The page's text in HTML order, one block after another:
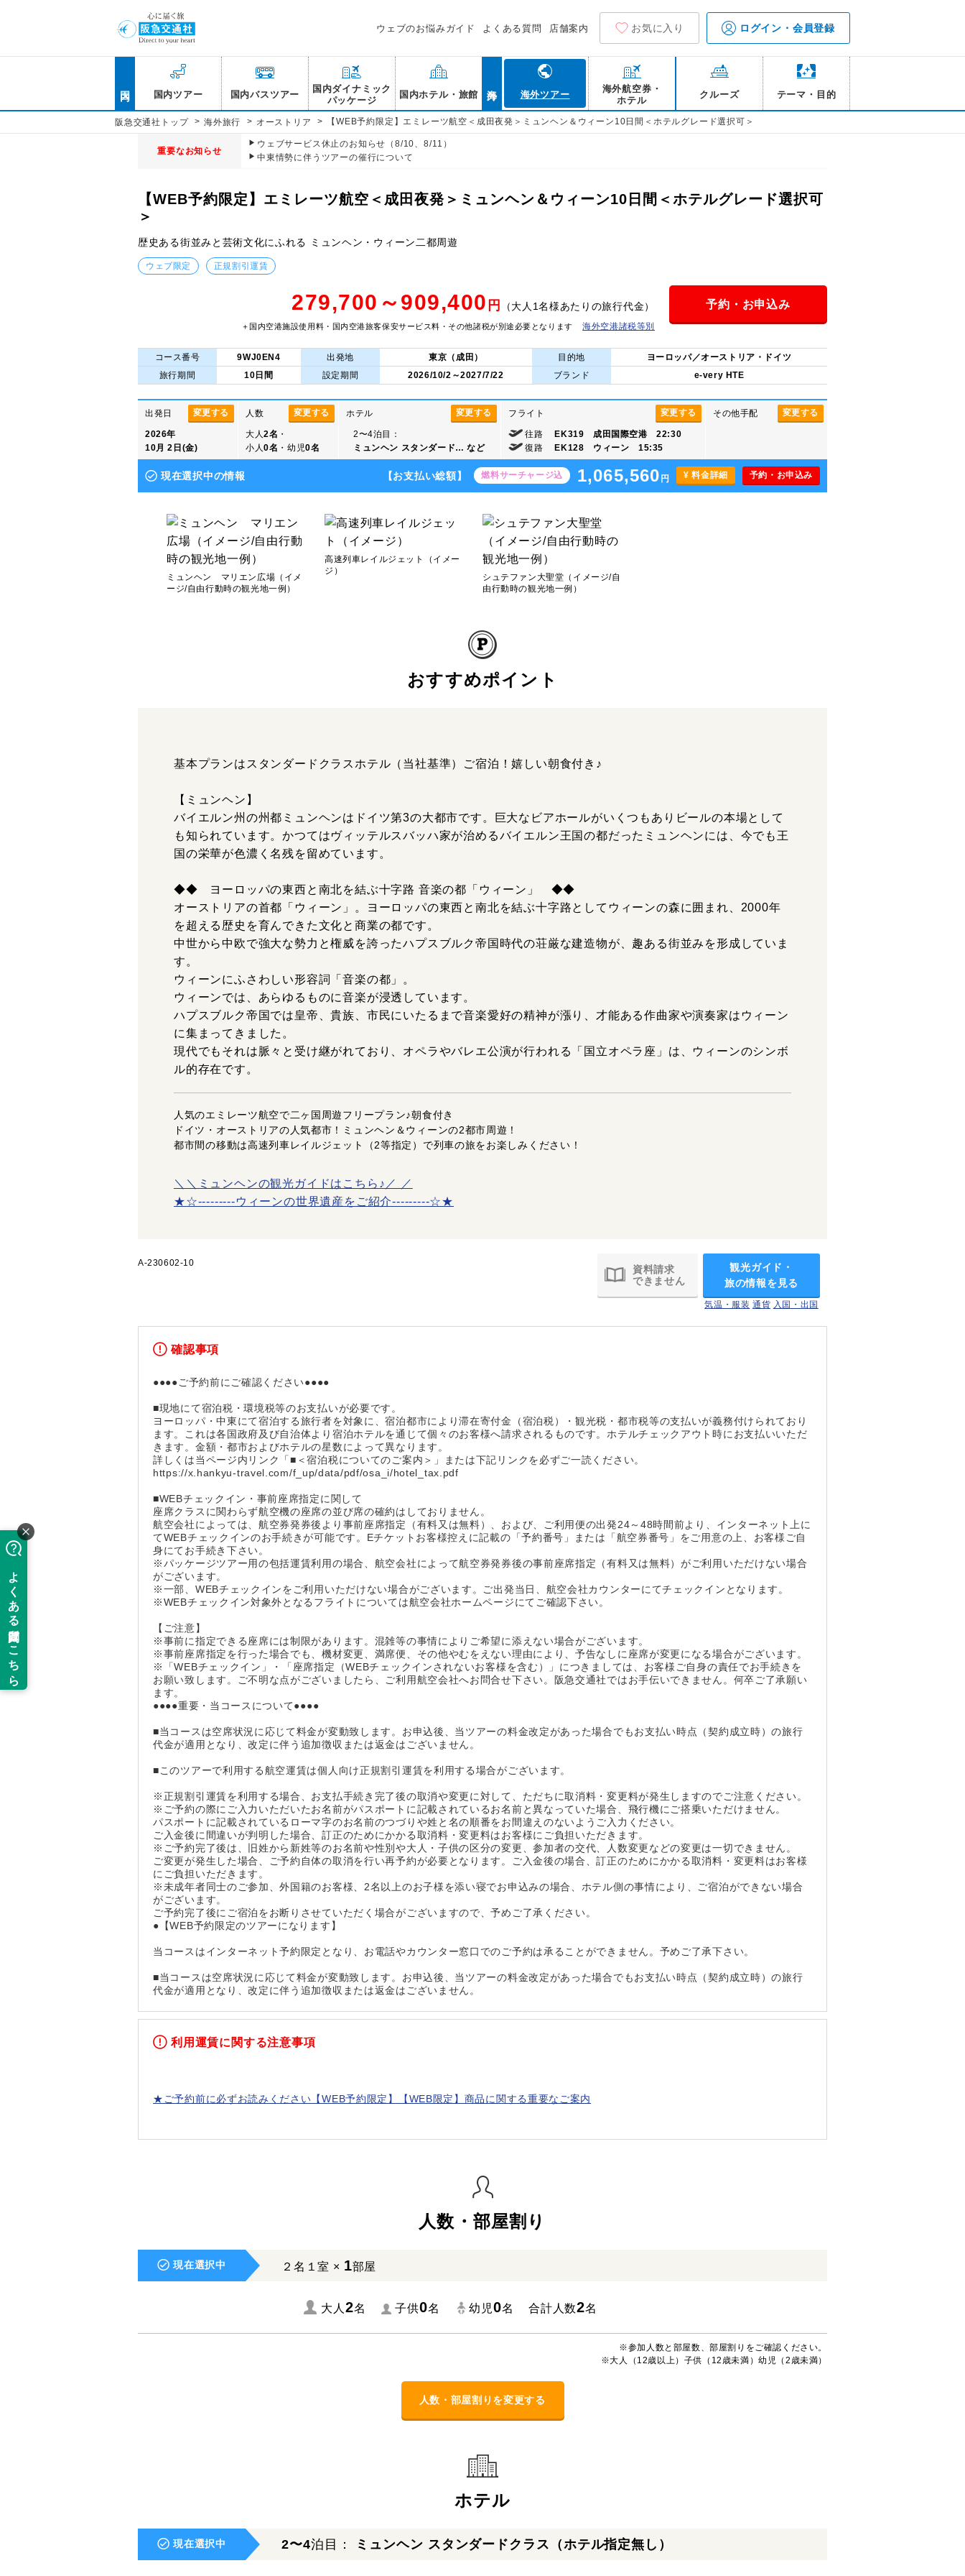
ウェブのお悩みガイド よくある質問 店舗案内 お気に入り ログイン・会員登録
国内ツアー 国内バスツアー
国内ダイナミック
パッケージ
国内ホテル・旅館 海外ツアー
海外航空券・
ホテル
クルーズ テーマ・目的
阪急交通社トップ > 海外旅行 > オーストリア > 【WEB予約限定】エミレーツ航空＜成田夜発＞ミュンヘン＆ウィーン10日間＜ホテルグレード選択可＞
重要なお知らせ
ウェブサービス休止のお知らせ（8/10、8/11）
中東情勢に伴うツアーの催行について
【WEB予約限定】エミレーツ航空＜成田夜発＞ミュンヘン＆ウィーン10日間＜ホテルグレード選択可
＞
歴史ある街並みと芸術文化にふれる ミュンヘン・ウィーン二都周遊
ウェブ限定 正規割引運賃
279,700～909,400 円 （大人1名様あたりの旅行代金）
＋国内空港施設使用料・国内空港旅客保安サービス料・その他諸税が別途必要となります 海外空港諸税等別
予約・お申込み
コース番号 9WJ0EN4 出発地 東京（成田） 目的地
ヨーロッパ／オーストリア・ドイツ
旅行期間
10日間 設定期間 2026/10/2～2027/7/22 ブランド e-very HTE
変更する
出発日
2026年
10月 2日(金)
変更する
人数
大人2名 ・
小人0名 ・幼児0名
変更する
ホテル
2〜4泊目：
ミュンヘン スタンダード…など
変更する
フライト
往路
EK319 成田国際空港 22:30
復路
EK128 ウィーン 15:35
変更する
その他手配
現在選択中の情報 【お支払い総額】 燃料サーチャージ込 1,065,560 円 ¥ 料金詳細 予約・お申込み
ミュンヘン マリエン広場（イメ
ージ/自由行動時の観光地一例）
高速列車レイルジェット（イメー
ジ）
シュテファン大聖堂（イメージ/自
由行動時の観光地一例）
おすすめポイント
基本プランはスタンダードクラスホテル（当社基準）ご宿泊！嬉しい朝食付き♪
【ミュンヘン】
バイエルン州の州都ミュンヘンはドイツ第3の大都市です。巨大なビアホールがいくつもありビールの本場として
も知られています。かつてはヴィッテルスバッハ家が治めるバイエルン王国の都だったミュンヘンには、今でも王
国の栄華が色濃く名残を留めています。
◆◆ ヨーロッパの東西と南北を結ぶ十字路 音楽の都「ウィーン」 ◆◆
オーストリアの首都「ウィーン」。ヨーロッパの東西と南北を結ぶ十字路としてウィーンの森に囲まれ、2000年
を超える歴史を育んできた文化と商業の都です。
中世から中欧で強大な勢力と権威を誇ったハプスブルク帝国時代の荘厳な建造物が、趣ある街並みを形成していま
す。
ウィーンにふさわしい形容詞「音楽の都」。
ウィーンでは、あらゆるものに音楽が浸透しています。
ハプスブルク帝国では皇帝、貴族、市民にいたるまで音楽愛好の精神が漲り、才能ある作曲家や演奏家はウィーン
に集まってきました。
現代でもそれは脈々と受け継がれており、オペラやバレエ公演が行われる「国立オペラ座」は、ウィーンのシンボ
ル的存在です。
人気のエミレーツ航空で二ヶ国周遊フリープラン♪朝食付き
ドイツ・オーストリアの人気都市！ミュンヘン＆ウィーンの2都市周遊！
都市間の移動は高速列車レイルジェット（2等指定）で列車の旅をお楽しみください！
＼＼ミュンヘンの観光ガイドはこちら♪／ ／
★☆---------ウィーンの世界遺産をご紹介---------☆★
A-230602-10
資料請求
できません
観光ガイド・
旅の情報を見る
気温・服装 通貨 入国・出国
確認事項
●●●●ご予約前にご確認ください●●●●
■現地にて宿泊税・環境税等のお支払いが必要です。
ヨーロッパ・中東にて宿泊する旅行者を対象に、宿泊都市により滞在寄付金（宿泊税）・観光税・都市税等の支払いが義務付けられており
ます。これは各国政府及び自治体より宿泊ホテルを通じて個々のお客様へ請求されるものです。ホテルチェックアウト時にお支払いいただ
きます。金額・都市およびホテルの星数によって異なります。
詳しくは当ページ内リンク「■＜宿泊税についてのご案内＞」または下記リンクを必ずご一読ください。
https://x.hankyu-travel.com/f_up/data/pdf/osa_i/hotel_tax.pdf
■WEBチェックイン・事前座席指定に関して
座席クラスに関わらず航空機の座席の並び席の確約はしておりません。
航空会社によっては、航空券発券後より事前座席指定（有料又は無料）、および、ご利用便の出発24～48時間前より、インターネット上に
てWEBチェックインのお手続きが可能です。Eチケットお客様控えに記載の「予約番号」または「航空券番号」をご用意の上、お客様ご自
身にてお手続き下さい。
※パッケージツアー用の包括運賃利用の場合、航空会社によって航空券発券後の事前座席指定（有料又は無料）がご利用いただけない場合
がございます。
※一部、WEBチェックインをご利用いただけない場合がございます。ご出発当日、航空会社カウンターにてチェックインとなります。
※WEBチェックイン対象外となるフライトについては航空会社ホームページにてご確認下さい。
【ご注意】
※事前に指定できる座席には制限があります。混雑等の事情によりご希望に添えない場合がございます。
※事前座席指定を行った場合でも、機材変更、満席便、その他やむをえない理由により、予告なしに座席が変更になる場合がございます。
※「WEBチェックイン」・「座席指定（WEBチェックインされないお客様を含む）」につきましては、お客様ご自身の責任でお手続きを
お願い致します。ご不明な点がございましたら、ご利用航空会社へお問合せ下さい。阪急交通社ではお手伝いできません。何卒ご了承願い
ます。
●●●●重要・当コースについて●●●●
■当コースは空席状況に応じて料金が変動致します。お申込後、当ツアーの料金改定があった場合でもお支払い時点（契約成立時）の旅行
代金が適用となり、改定に伴う追加徴収または返金はございません。
■このツアーで利用する航空運賃は個人向け正規割引運賃を利用する場合がございます。
※正規割引運賃を利用する場合、お支払手続き完了後の取消や変更に対して、ただちに取消料・変更料が発生しますのでご注意ください。
※ご予約の際にご入力いただいたお名前がパスポートに記載されているお名前と異なっていた場合、飛行機にご搭乗いただけません。
パスポートに記載されているローマ字のお名前のつづりや姓と名の順番をお間違えのないようご入力ください。
ご入金後に間違いが判明した場合、訂正のためにかかる取消料・変更料はお客様にご負担いただきます。
※ご予約完了後は、旧姓から新姓等のお名前や性別や大人・子供の区分の変更、参加者の交代、人数変更などの変更は一切できません。
ご変更が発生した場合、ご予約自体の取消を行い再予約が必要となります。ご入金後の場合、訂正のためにかかる取消料・変更料はお客様
にご負担いただきます。
※未成年者同士のご参加、外国籍のお客様、2名以上のお子様を添い寝でお申込みの場合、ホテル側の事情により、ご宿泊ができない場合
がございます。
ご予約完了後にご宿泊をお断りさせていただく場合がございますので、予めご了承ください。
●【WEB予約限定のツアーになります】
当コースはインターネット予約限定となり、お電話やカウンター窓口でのご予約は承ることができません。予めご了承下さい。
■当コースは空席状況に応じて料金が変動致します。お申込後、当ツアーの料金改定があった場合でもお支払い時点（契約成立時）の旅行
代金が適用となり、改定に伴う追加徴収または返金はございません。
利用運賃に関する注意事項
★ご予約前に必ずお読みください【WEB予約限定】【WEB限定】商品に関する重要なご案内
人数・部屋割り
現在選択中 ２名１室 × 1部屋
大人 2名 子供0名 幼児0名 合計人数2名
※参加人数と部屋数、部屋割りをご確認ください。
※大人（12歳以上）子供（12歳未満）幼児（2歳未満）
人数・部屋割りを変更する
ホテル
現在選択中 2〜4泊目： ミュンヘン スタンダードクラス（ホテル指定無し）